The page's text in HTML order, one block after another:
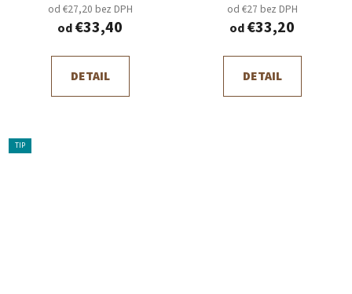
od €27,20 bez DPH
od€33,40
DETAIL
od €27 bez DPH
od€33,20
DETAIL
TIP